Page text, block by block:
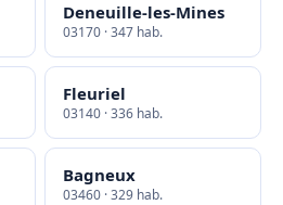
Deneuille-les-Mines
03170 · 347 hab.
Fleuriel
03140 · 336 hab.
Bagneux
03460 · 329 hab.